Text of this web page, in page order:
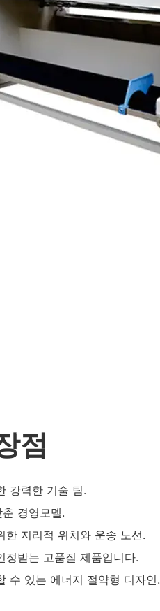
점
강력한 기술 팀.
경영모델.
한 지리적 위치와 운송 노선.
정받는 고품질 제품입니다.
수 있는 에너지 절약형 디자인.